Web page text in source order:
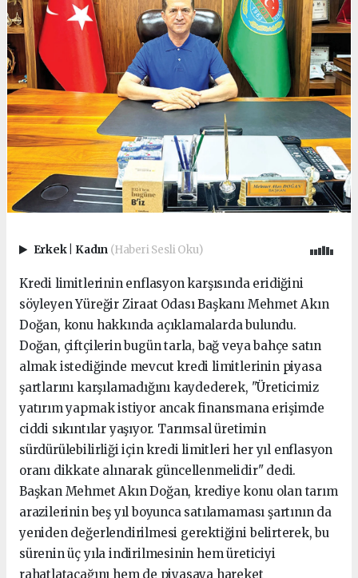
Erkek Kadın (Haberi Sesli Oku)
Kredi limitlerinin enflasyon karşısında eridiğini
söyleyen Yüreğir Ziraat Odası Başkanı Mehmet Akın
Doğan, konu hakkında açıklamalarda bulundu.
Doğan, çiftçilerin bugün tarla, bağ veya bahçe satın
almak istediğinde mevcut kredi limitlerinin piyasa
şartlarını karşılamadığını kaydederek, "Üreticimiz
yatırım yapmak istiyor ancak finansmana erişimde
ciddi sıkıntılar yaşıyor. Tarımsal üretimin
sürdürülebilirliği için kredi limitleri her yıl enflasyon
oranı dikkate alınarak güncellenmelidir" dedi.
Başkan Mehmet Akın Doğan, krediye konu olan tarım
arazilerinin beş yıl boyunca satılamaması şartının da
yeniden değerlendirilmesi gerektiğini belirterek, bu
sürenin üç yıla indirilmesinin hem üreticiyi
rahatlatacağını hem de piyasaya hareket